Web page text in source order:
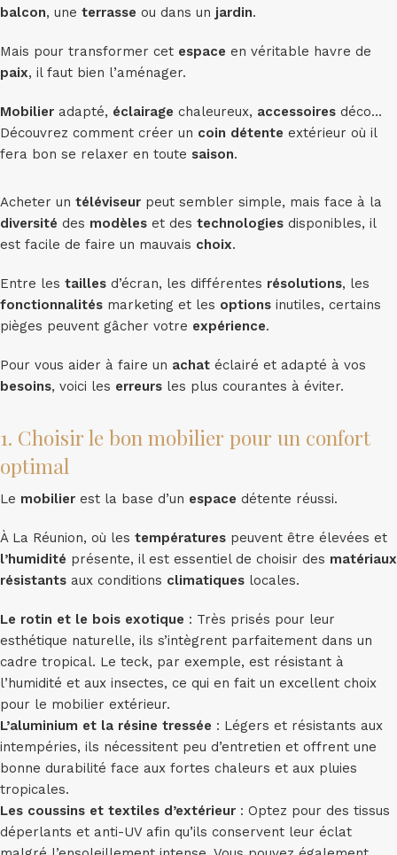
balcon, une terrasse ou dans un jardin.
Mais pour transformer cet espace en véritable havre de
paix, il faut bien l’aménager.
Mobilier adapté, éclairage chaleureux, accessoires déco…
Découvrez comment créer un coin détente extérieur où il
fera bon se relaxer en toute saison.
Acheter un téléviseur peut sembler simple, mais face à la
diversité des modèles et des technologies disponibles, il
est facile de faire un mauvais choix.
Entre les tailles d’écran, les différentes résolutions, les
fonctionnalités marketing et les options inutiles, certains
pièges peuvent gâcher votre expérience.
Pour vous aider à faire un achat éclairé et adapté à vos
besoins, voici les erreurs les plus courantes à éviter.
1. Choisir le bon mobilier pour un confort
optimal
Le mobilier est la base d’un espace détente réussi.
À La Réunion, où les températures peuvent être élevées et
l’humidité présente, il est essentiel de choisir des matériaux
résistants aux conditions climatiques locales.
Le rotin et le bois exotique : Très prisés pour leur
esthétique naturelle, ils s’intègrent parfaitement dans un
cadre tropical. Le teck, par exemple, est résistant à
l’humidité et aux insectes, ce qui en fait un excellent choix
pour le mobilier extérieur.
L’aluminium et la résine tressée : Légers et résistants aux
intempéries, ils nécessitent peu d’entretien et offrent une
bonne durabilité face aux fortes chaleurs et aux pluies
tropicales.
Les coussins et textiles d’extérieur : Optez pour des tissus
déperlants et anti-UV afin qu’ils conservent leur éclat